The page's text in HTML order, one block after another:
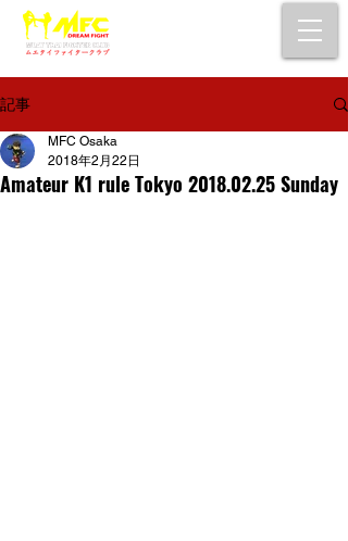
記事
Amateur K1 rule Tokyo 2018.02.25 Sunday
MFC Osaka
2018年2月22日